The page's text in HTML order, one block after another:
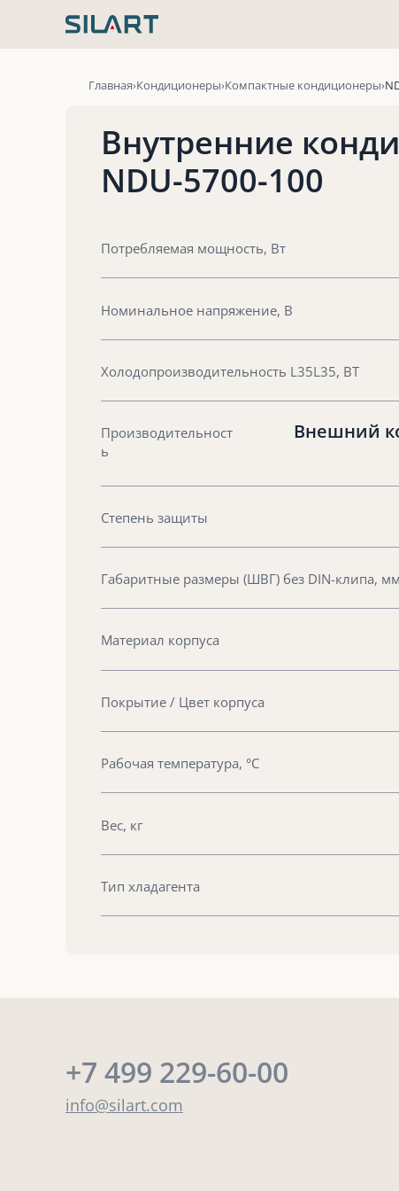
Главная Кондиционеры Компактные кондиционеры
Внутренние
NDU-5700-100
Потребляемая мощность, Вт
Номинальное напряжение, В
Холодопроизводительность L35L35, ВТ
Производительност
ь
Внешний
Степень защиты
Габаритные размеры (ШВГ) без DIN-клипа, мм
Материал корпуса
Покрытие / Цвет корпуса
Рабочая температура, °С
Вес, кг
Тип хладагента
+7 499 229-60-00
info@silart.com